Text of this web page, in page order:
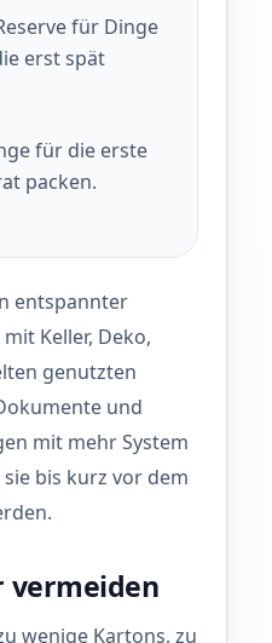
für Dinge
erst spät
für die erste
packen.
entspannter
Keller, Deko,
genutzten
und
mit mehr System
bis kurz vor dem
vermeiden
wenige Kartons, zu